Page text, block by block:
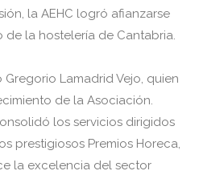
la AEHC logró afianzarse
la hostelería de Cantabria.
Gregorio Lamadrid Vejo, quien
de la Asociación.
los servicios dirigidos
prestigiosos Premios Horeca,
la excelencia del sector